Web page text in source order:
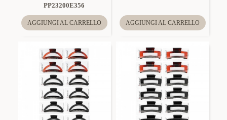
PP23200E356
AGGIUNGI AL CARRELLO AGGIUNGI AL CARRELLO